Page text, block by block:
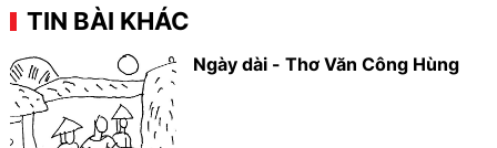
TIN BÀI KHÁC
Ngày dài - Thơ Văn Công Hùng